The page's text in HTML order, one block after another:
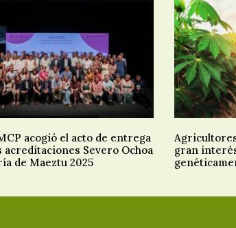
acogió el acto de entrega
acreditaciones Severo Ochoa
de Maeztu 2025
gran